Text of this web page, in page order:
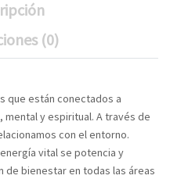
(0)
que están conectados a
y espiritual. A través de
con el entorno.
vital se potencia y
bienestar en todas las áreas